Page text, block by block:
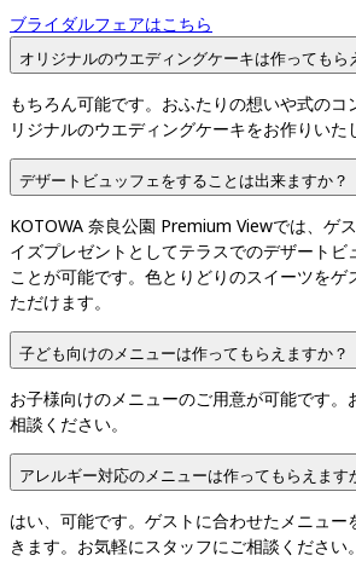
ブライダルフェアはこちら
オリジナルのウエディングケーキは作ってもら
もちろん可能です。おふたりの想いや式のコ
リジナルのウエディングケーキをお作りいた
デザートビュッフェをすることは出来ますか？
KOTOWA 奈良公園 Premium Viewでは、ゲ
イズプレゼントとしてテラスでのデザートビ
ことが可能です。色とりどりのスイーツをゲ
ただけます。
子ども向けのメニューは作ってもらえますか？
お子様向けのメニューのご用意が可能です。
相談ください。
アレルギー対応のメニューは作ってもらえます
はい、可能です。ゲストに合わせたメニュー
きます。お気軽にスタッフにご相談ください。